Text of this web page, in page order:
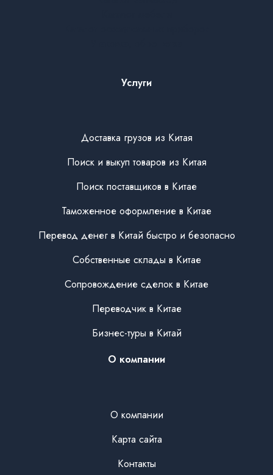
Услуги
Доставка грузов из Китая
Поиск и выкуп товаров из Китая
Поиск поставщиков в Китае
Таможенное оформление в Китае
Перевод денег в Китай быстро и безопасно
Собственные склады в Китае
Сопровождение сделок в Китае
Переводчик в Китае
Бизнес-туры в Китай
О компании
О компании
Карта сайта
Контакты